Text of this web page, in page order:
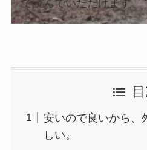
で読んでいただけます。
安いので良いから、
しい。